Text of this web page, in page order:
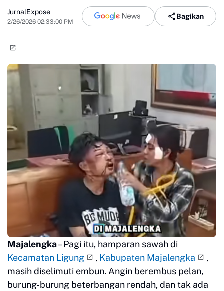
JurnalExpose
2/26/2026 02:33:00 PM
Bagikan
Majalengka– Pagi itu, hamparan sawah di
Kecamatan Ligung
, Kabupaten Majalengka
,
masih diselimuti embun. Angin berembus pelan,
burung-burung beterbangan rendah, dan tak ada